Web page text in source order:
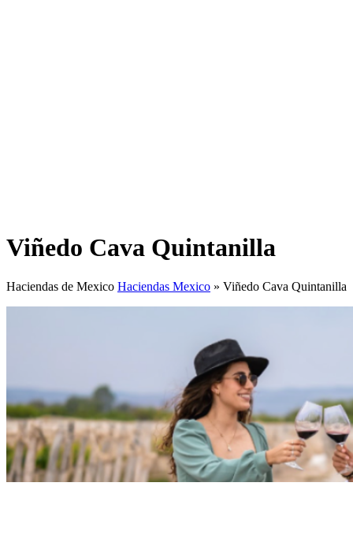
Viñedo Cava Quintanilla
Haciendas de Mexico Haciendas Mexico » Viñedo Cava Quintanilla